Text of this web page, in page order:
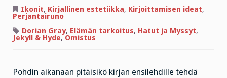
Omistus
Ikonit, Kirjallinen estetiikka, Kirjoittamisen ideat,
Perjantairuno
Dorian Gray, Elämän tarkoitus, Hatut ja Myssyt,
Jekyll & Hyde,Omistus
Pohdin aikanaan pitäisikö kirjan ensilehdille tehdä